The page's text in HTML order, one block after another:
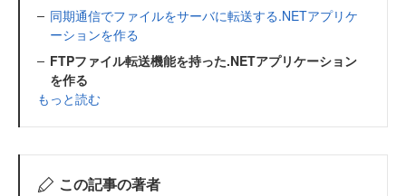
同期通信でファイルをサーバに転送する.NETアプリケ
ーションを作る
FTPファイル転送機能を持った.NETアプリケーション
を作る
もっと読む
この記事の著者